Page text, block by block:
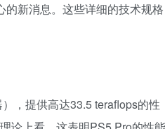
的新消息。这些详细的技术规格
，提供高达33.5 teraflops的性